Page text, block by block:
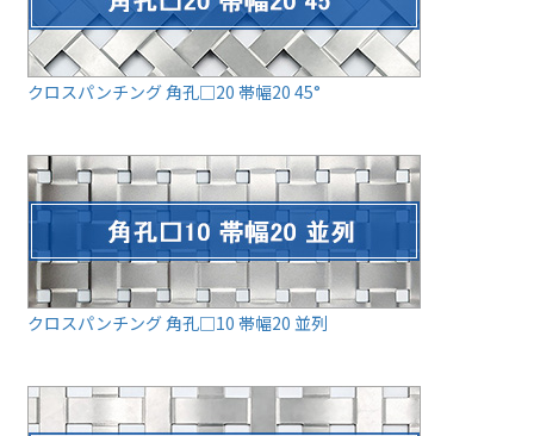
クロスパンチング 角孔□20 帯幅20 45°
クロスパンチング 角孔□10 帯幅20 並列